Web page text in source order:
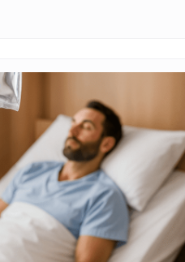
и становится понятным,
вызывает напряжение. На
медикаментозное
от алкоголя — это не